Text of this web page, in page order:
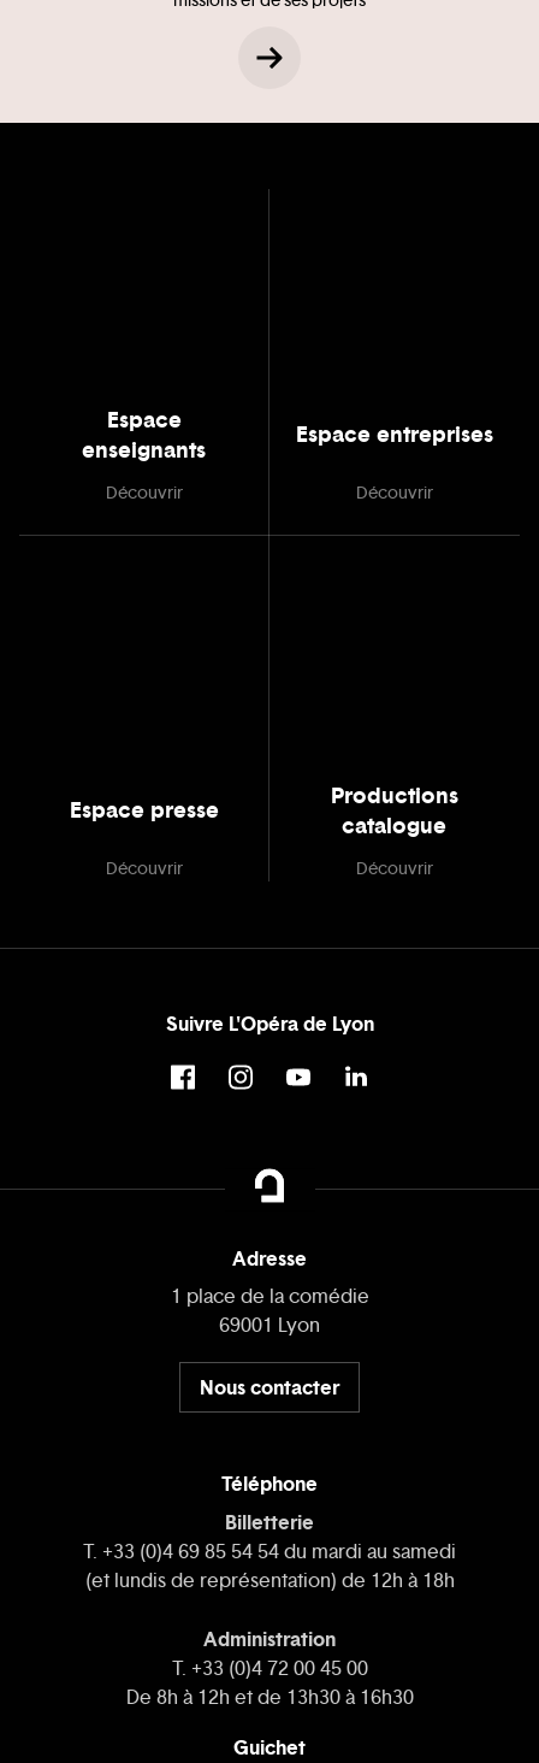
Espace
enseignants
Découvrir
Espace entreprises
Découvrir
Espace presse
Découvrir
Productions
catalogue
Découvrir
Suivre L'Opéra de Lyon
Adresse
1 place de la comédie
69001 Lyon
Nous contacter
Téléphone
Billetterie
T. +33 (0)4 69 85 54 54 du mardi au samedi
(et lundis de représentation) de 12h à 18h
Administration
T. +33 (0)4 72 00 45 00
De 8h à 12h et de 13h30 à 16h30
Guichet